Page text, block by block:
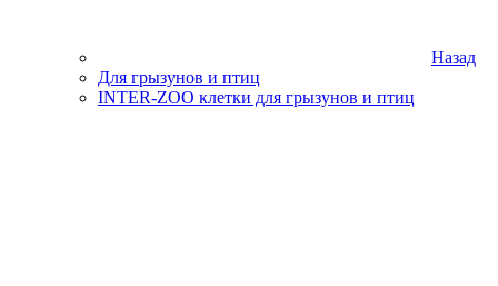
Назад
Для грызунов и птиц
INTER-ZOO клетки для грызунов и птиц